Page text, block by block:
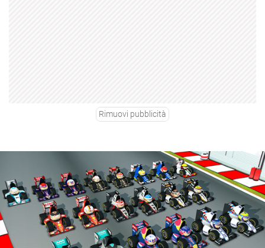
Rimuovi pubblicità